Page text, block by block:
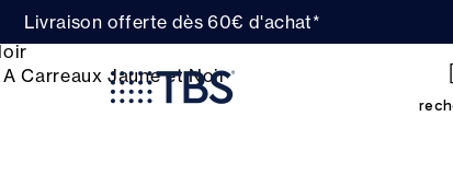
Livraison offerte dès 60€ d'achat*